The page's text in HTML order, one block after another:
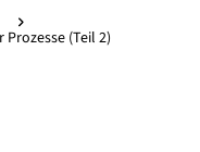
(Teil 2)